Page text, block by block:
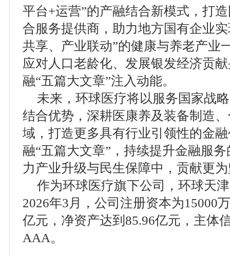
平台+运营”的产融结合新模式，打
合服务提供商，助力地方国有企业
共享、产业联动”的健康与养老产业
应对人口老龄化、发展银发经济贡
融“五篇大文章”注入动能。
未来，环球医疗将以服务国家战
结合优势，深耕医康养及装备制造
域，打造更多具有行业引领性的金
融“五篇大文章”，持续提升金融服
力产业升级与民生保障中，贡献更
作为环球医疗旗下公司，环球天
2026年3月，公司注册资本为15000
亿元，净资产达到85.96亿元，主体
AAA。